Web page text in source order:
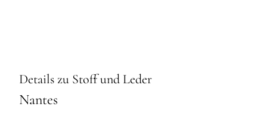
Details zu Stoff und Leder
Nantes